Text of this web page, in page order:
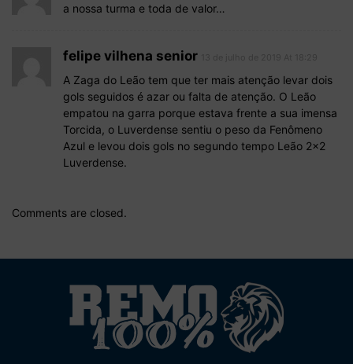
a nossa turma e toda de valor…
felipe vilhena senior
A Zaga do Leão tem que ter mais atenção levar dois
gols seguidos é azar ou falta de atenção. O Leão
empatou na garra porque estava frente a sua imensa
Torcida, o Luverdense sentiu o peso da Fenômeno
Azul e levou dois gols no segundo tempo Leão 2×2
Luverdense.
Comments are closed.